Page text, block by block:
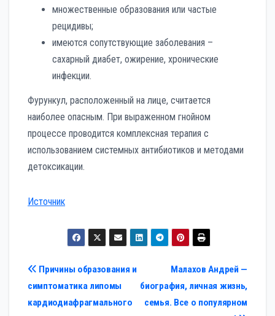
множественные образования или частые
рецидивы;
имеются сопутствующие заболевания –
сахарный диабет, ожирение, хронические
инфекции.
Фурункул, расположенный на лице, считается
наиболее опасным. При выраженном гнойном
процессе проводится комплексная терапия с
использованием системных антибиотиков и методами
детоксикации.
Источник
Навигация
по
Малахов Андрей —
биография, личная жизнь,
семья. Все о популярном
Причины образования и
симптоматика липомы
кардиодиафрагмального